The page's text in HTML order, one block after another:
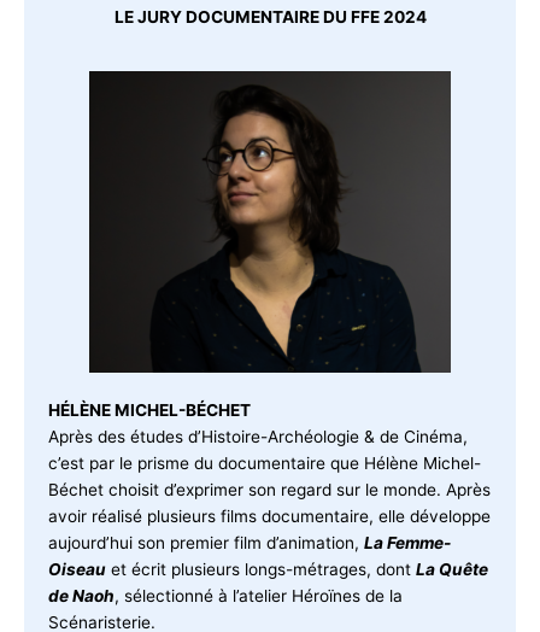
LE JURY DOCUMENTAIRE DU FFE 2024
HÉLÈNE MICHEL-BÉCHET
Après des études d’Histoire-Archéologie & de Cinéma,
c’est par le prisme du documentaire que Hélène Michel-
Béchet choisit d’exprimer son regard sur le monde. Après
avoir réalisé plusieurs films documentaire, elle développe
aujourd’hui son premier film d’animation, La Femme-
Oiseau et écrit plusieurs longs-métrages, dont La Quête
de Naoh, sélectionné à l’atelier Héroïnes de la
Scénaristerie.